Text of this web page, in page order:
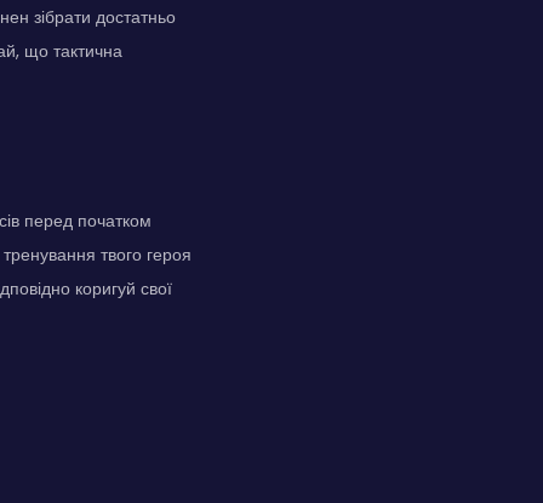
зібрати достатньо
що тактична
перед початком
твого героя
коригуй свої